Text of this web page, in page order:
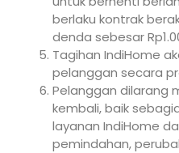
berlaku kontrak
denda sebesar
Tagihan IndiHome
pelanggan secara
Pelanggan dilarang
kembali, baik
layanan IndiHome
pemindahan,